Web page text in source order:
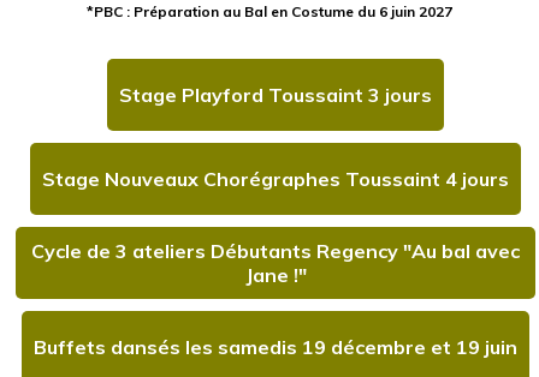
*PBC : Préparation au Bal en Costume du 6 juin 2027
Stage Playford Toussaint 3 jours
Stage Nouveaux Chorégraphes Toussaint 4 jours
Cycle de 3 ateliers Débutants Regency "Au bal avec
Jane !"
Buffets dansés les samedis 19 décembre et 19 juin